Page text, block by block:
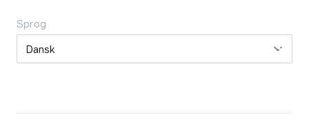
Sprog
Sprog